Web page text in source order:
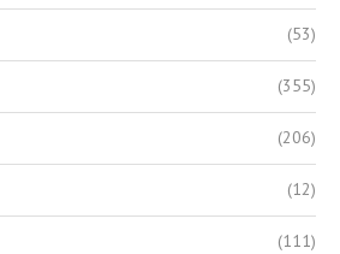
(53)
(355)
(206)
(12)
(111)